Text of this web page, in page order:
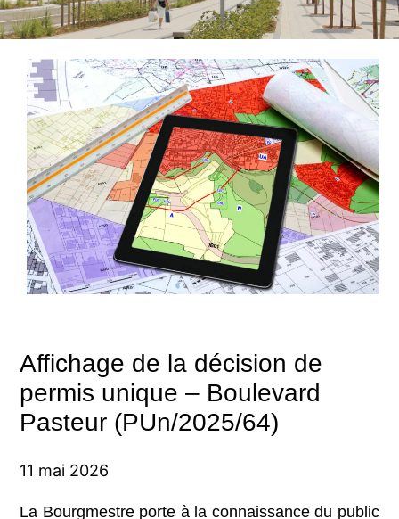
Affichage de la décision de
permis unique – Boulevard
Pasteur (PUn/2025/64)
11 mai 2026
La Bourgmestre porte à la connaissance du public